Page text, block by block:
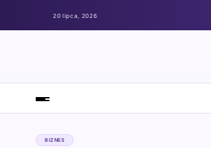
20 lipca, 2026
BIZNES